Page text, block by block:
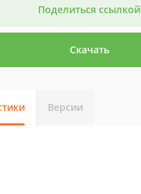
Поделиться ссылкой
Скачать
Версии